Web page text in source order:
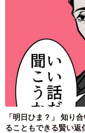
「明日ひま？」 知り
ることもできる賢い返